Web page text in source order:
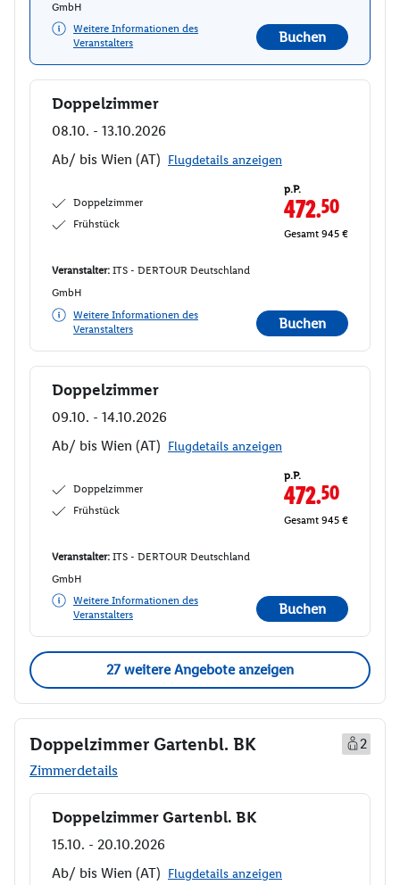
GmbH
Weitere Informationen des
Veranstalters
Buchen
Buchen
Doppelzimmer
08.10. - 13.10.2026
Ab/ bis Wien (AT) Flugdetails anzeigen
Doppelzimmer
Frühstück
p.P.
472.50
Gesamt 945 €
Veranstalter: ITS - DERTOUR Deutschland
GmbH
Weitere Informationen des
Veranstalters
Buchen
Buchen
Doppelzimmer
09.10. - 14.10.2026
Ab/ bis Wien (AT) Flugdetails anzeigen
Doppelzimmer
Frühstück
p.P.
472.50
Gesamt 945 €
Veranstalter: ITS - DERTOUR Deutschland
GmbH
Weitere Informationen des
Veranstalters
Buchen
27 weitere Angebote anzeigen
Doppelzimmer Gartenbl. BK
2
Zimmerdetails
Buchen
Doppelzimmer Gartenbl. BK
15.10. - 20.10.2026
Ab/ bis Wien (AT) Flugdetails anzeigen